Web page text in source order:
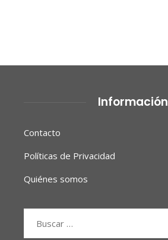
Información
Contacto
Políticas de Privacidad
Quiénes somos